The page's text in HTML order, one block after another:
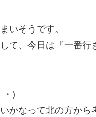
いそうです。
て、今日は『一番行
・)
かなって北の方から